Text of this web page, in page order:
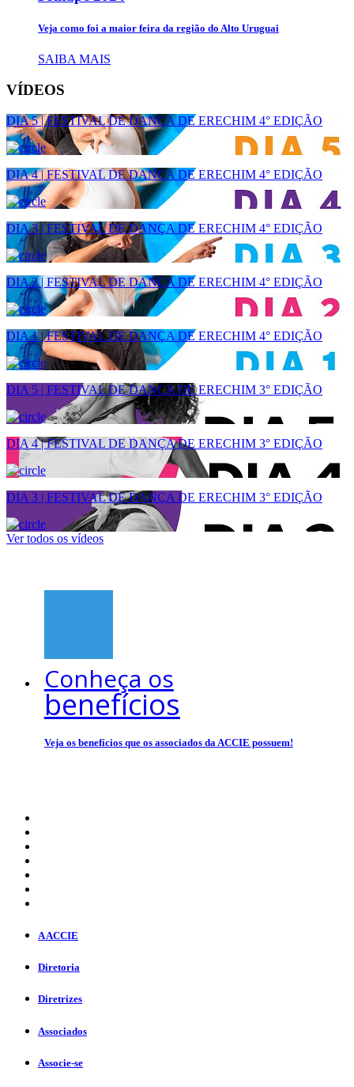
Veja como foi a maior feira da região do Alto Uruguai
SAIBA MAIS
VÍDEOS
DIA 5 | FESTIVAL DE DANÇA DE ERECHIM 4° EDIÇÃO
DIA 4 | FESTIVAL DE DANÇA DE ERECHIM 4° EDIÇÃO
DIA 3 | FESTIVAL DE DANÇA DE ERECHIM 4° EDIÇÃO
DIA 2 | FESTIVAL DE DANÇA DE ERECHIM 4° EDIÇÃO
DIA 1 | FESTIVAL DE DANÇA DE ERECHIM 4° EDIÇÃO
DIA 5 | FESTIVAL DE DANÇA DE ERECHIM 3° EDIÇÃO
DIA 4 | FESTIVAL DE DANÇA DE ERECHIM 3° EDIÇÃO
DIA 3 | FESTIVAL DE DANÇA DE ERECHIM 3° EDIÇÃO
Ver todos os vídeos
Conheça os
benefícios
Veja os benefícios que os associados da ACCIE possuem!
A ACCIE
Diretoria
Diretrizes
Associados
Associe-se